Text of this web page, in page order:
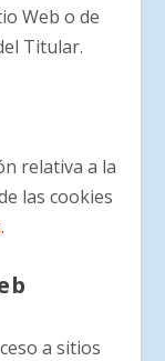
Web o de
Titular.
relativa a la
las cookies
.
a sitios